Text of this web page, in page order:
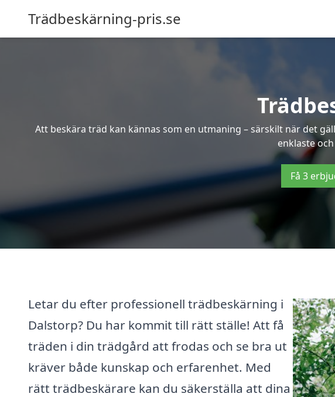
Trädbeskärning-pris.se
Att beskära träd kan kännas som en utmaning – särskilt när det
enklaste
Få 3
Letar du efter professionell trädbeskärning i
Dalstorp? Du har kommit till rätt ställe! Att få
träden i din trädgård att frodas och se bra ut
kräver både kunskap och erfarenhet. Med
rätt trädbeskärare kan du säkerställa att dina